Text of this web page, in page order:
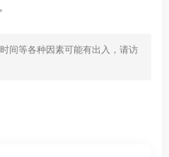
间等各种因素可能有出入，请访